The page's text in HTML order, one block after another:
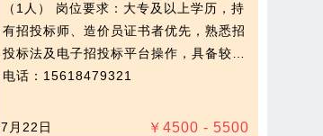
（1人） 岗位要求：大专及以上学历，持
有招投标师、造价员证书者优先，熟悉招
投标法及电子招投标平台操作，具备较…
电话：15618479321
￥ 4500 - 5500
7月22日